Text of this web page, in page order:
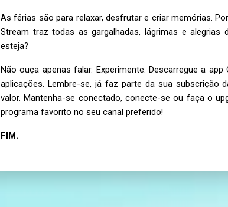
As férias são para relaxar, desfrutar e criar memórias.
Stream traz todas as gargalhadas, lágrimas e alegrias
esteja?
Não ouça apenas falar. Experimente. Descarregue a
aplicações. Lembre-se, já faz parte da sua subscrição
valor. Mantenha-se conectado, conecte-se ou faça o
programa favorito no seu canal preferido!
FIM.